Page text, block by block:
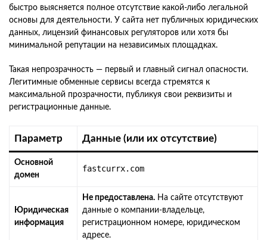
быстро выясняется полное отсутствие какой-либо легальной
основы для деятельности. У сайта нет публичных юридических
данных, лицензий финансовых регуляторов или хотя бы
минимальной репутации на независимых площадках.
Такая непрозрачность — первый и главный сигнал опасности.
Легитимные обменные сервисы всегда стремятся к
максимальной прозрачности, публикуя свои реквизиты и
регистрационные данные.
Параметр Данные (или их отсутствие)
Основной
домен
fastcurrx.com
Юридическая
информация
Не предоставлена. На сайте отсутствуют
данные о компании-владельце,
регистрационном номере, юридическом
адресе.